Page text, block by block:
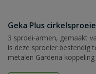
Geka Plus
3 sproei-armen, gemaakt
is deze sproeier bestendig
metalen Gardena